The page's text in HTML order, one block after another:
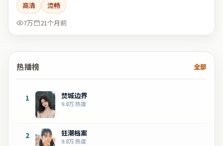
高清
流畅
7万
21个月前
热播榜 全部
1 焚城边界
9.8万热度
2 狂潮档案
9.8万热度